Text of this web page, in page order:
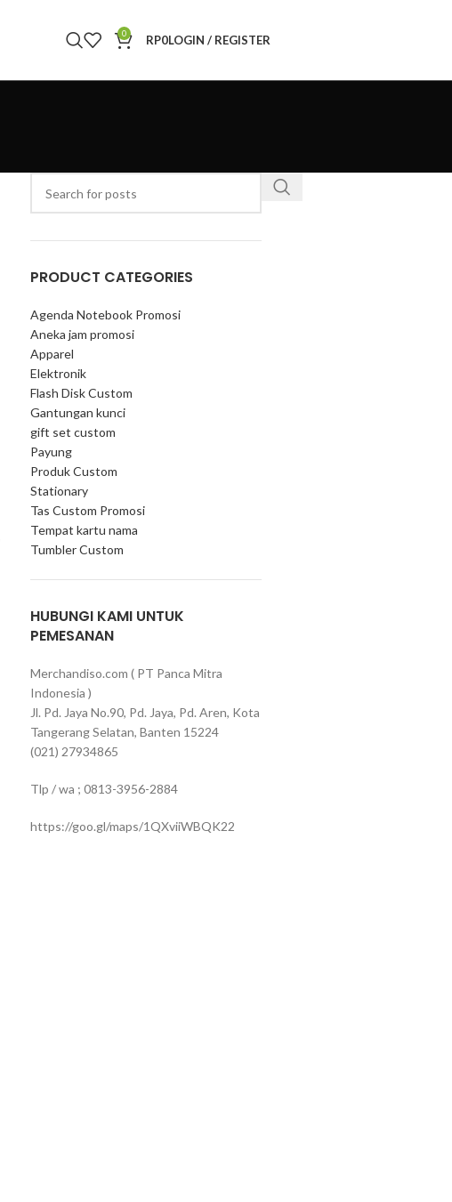
0 RP0LOGIN / REGISTER
PRODUCT CATEGORIES
Agenda Notebook Promosi
Aneka jam promosi
Apparel
Elektronik
Flash Disk Custom
Gantungan kunci
gift set custom
Payung
Produk Custom
Stationary
Tas Custom Promosi
Tempat kartu nama
Tumbler Custom
HUBUNGI KAMI UNTUK
PEMESANAN
Merchandiso.com ( PT Panca Mitra
Indonesia )
Jl. Pd. Jaya No.90, Pd. Jaya, Pd. Aren, Kota
Tangerang Selatan, Banten 15224
(021) 27934865
Tlp / wa ; 0813-3956-2884
https://goo.gl/maps/1QXviiWBQK22